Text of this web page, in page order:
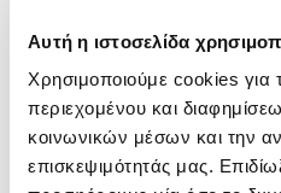
Αυτή η ιστοσελίδα
Χρησιμοποιούμε cookies για
περιεχομένου και
κοινωνικών μέσων και την
επισκεψιμότητάς μας.
(0)
Μεταδεδομένα
LEI-ZENG MARCIA
Κωδ. Πολιτείας:1192-0249